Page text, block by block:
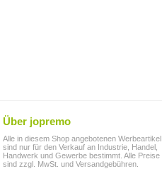
Über jopremo
Alle in diesem Shop angebotenen Werbeartikel
sind nur für den Verkauf an Industrie, Handel,
Handwerk und Gewerbe bestimmt. Alle Preise
sind zzgl. MwSt. und Versandgebühren.